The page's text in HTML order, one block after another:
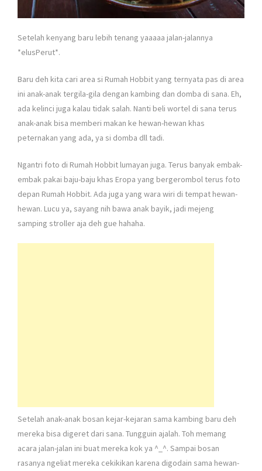
Setelah kenyang baru lebih tenang yaaaaa jalan-jalannya
*elusPerut*.
Baru deh kita cari area si Rumah Hobbit yang ternyata pas di area
ini anak-anak tergila-gila dengan kambing dan domba di sana. Eh,
ada kelinci juga kalau tidak salah. Nanti beli wortel di sana terus
anak-anak bisa memberi makan ke hewan-hewan khas
peternakan yang ada, ya si domba dll tadi.
Ngantri foto di Rumah Hobbit lumayan juga. Terus banyak embak-
embak pakai baju-baju khas Eropa yang bergerombol terus foto
depan Rumah Hobbit. Ada juga yang wara wiri di tempat hewan-
hewan. Lucu ya, sayang nih bawa anak bayik, jadi mejeng
samping stroller aja deh gue hahaha.
Setelah anak-anak bosan kejar-kejaran sama kambing baru deh
mereka bisa digeret dari sana. Tungguin ajalah. Toh memang
acara jalan-jalan ini buat mereka kok ya ^_^. Sampai bosan
rasanya ngeliat mereka cekikikan karena digodain sama hewan-